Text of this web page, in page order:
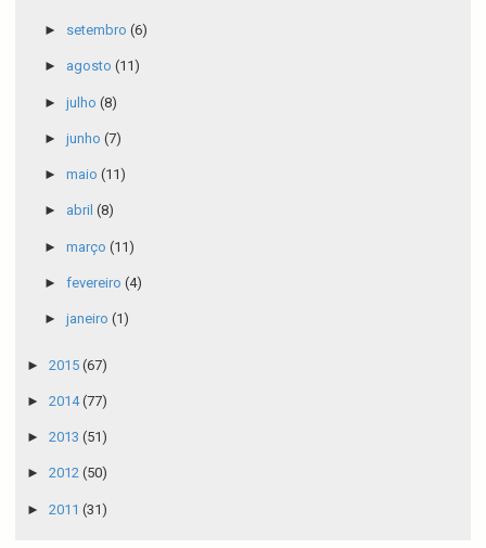
► setembro (6)
► agosto (11)
► julho (8)
► junho (7)
► maio (11)
► abril (8)
► março (11)
► fevereiro (4)
► janeiro (1)
► 2015 (67)
► 2014(77)
► 2013 (51)
► 2012 (50)
► 2011 (31)